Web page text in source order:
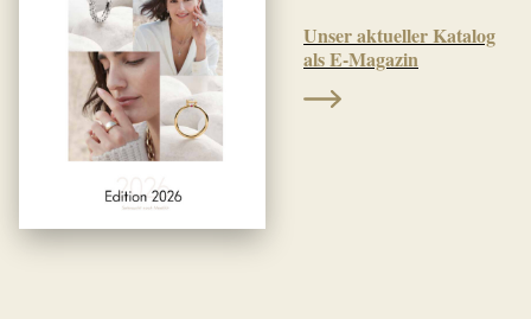
Unser aktueller Katalog
als E-Magazin